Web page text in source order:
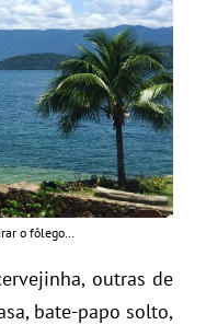
o fôlego…
outras de
bate-papo solto,